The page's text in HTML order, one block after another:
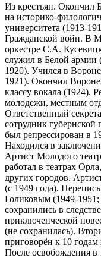
Из крестьян. Окончил
на историко-
университета (1913-
Гражданской войн. В
оркестре С.А.
служил в Белой армии
1920). Учился в
1921). Окончил
классу вокала (1924).
молодежи, местным
Ответственный
сотрудник
был репрессирован в
Находился в
Артист Молодого
работал в театрах
других городов.
(с 1949 года).
Голиковым (1949-1951;
сохранились в
приключенческой
(не сохранилась).
приговорён к 10 годам
После освобождения в